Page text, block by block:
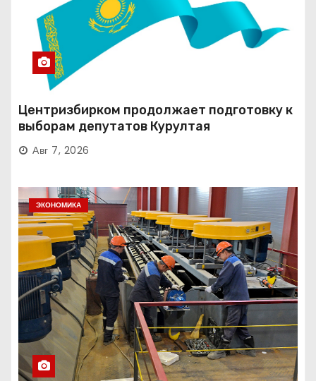
Центризбирком продолжает подготовку к
выборам депутатов Курултая
Авг 7, 2026
ЭКОНОМИКА